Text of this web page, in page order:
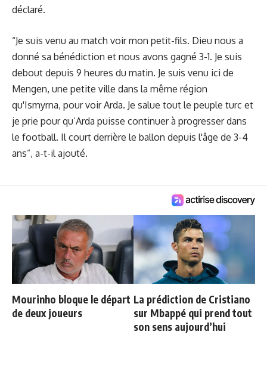
déclaré.
“Je suis venu au match voir mon petit-fils. Dieu nous a
donné sa bénédiction et nous avons gagné 3-1. Je suis
debout depuis 9 heures du matin. Je suis venu ici de
Mengen, une petite ville dans la même région
qu'Ismyrna, pour voir Arda. Je salue tout le peuple turc et
je prie pour qu’Arda puisse continuer à progresser dans
le football. Il court derrière le ballon depuis l'âge de 3-4
ans”, a-t-il ajouté.
Mourinho bloque le départ
de deux joueurs
La prédiction de Cristiano
sur Mbappé qui prend tout
son sens aujourd’hui